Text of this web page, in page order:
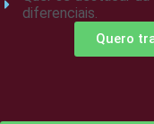
diferenciais.
Quero